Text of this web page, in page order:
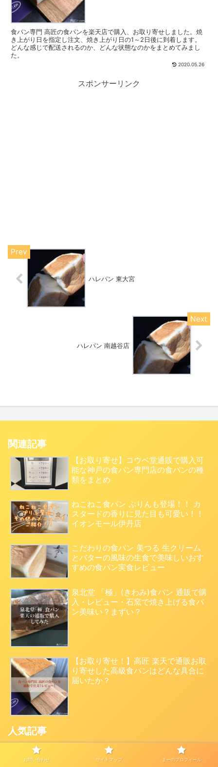
食パン専門 高匠の食パンを楽天店で購入、お取り寄せしました。焼
き上がり日を指定し注文、焼き上がり日の1～2日後に到着します。
どんな感じで配送されるのか、どんな状態なのかをまとめてみまし
た。
2020.05.26
スポンサーリンク
ハレパン 東大宮
ハレパン 南越谷店
関連記事
【お取り寄せ】コウベ堂通販で購入可
能な神戸の食パン専門店の食パンの種
類をまとめ
ねこねこ食パン ぷりんも登場！！ カ
スタードの香りに見た目も可愛い！！
イオンモール伊丹店
こだわりの食パン 美つる 生クリーム
とバターの風味の生食で美味しいおす
すめの食パン実食レビュー
泉北堂 「極」(きわみ)食パン 通販で購
入・レビュー・石窯で焼き上げる食パ
ン美味い？まずい？
【お取り寄せ！】高匠 楽天で通販お取
り寄せした高級食パンはどんな具合に
届いたか？
人気記事
焼きたて食パン専門店 一本堂 いろん
な食パンメニューと値段をご紹介
お問い合わせ サイトマップ まーのプロフィール